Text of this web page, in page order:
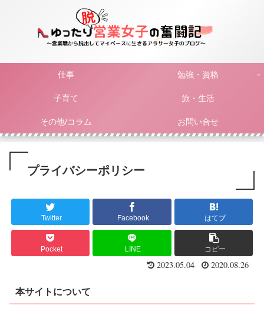
仕事 勉強・資格
子育て 旅・生活
その他/コラム お問い合せ
プライバシーポリシー
Twitter Facebook はてブ
Pocket LINE コピー
2023.05.04 2020.08.26
本サイトについて